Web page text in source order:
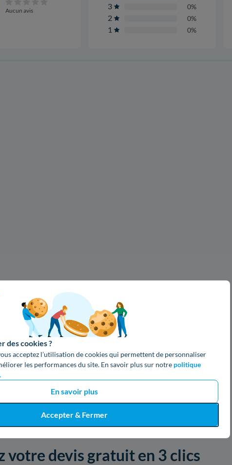
des cookies ?
acceptez l’utilisation de cookies qui permettent de personnaliser
les performances du site. En savoir plus sur notre politique
En savoir plus
Accepter & Fermer
Aucun avis 3 0%
2 0%
1 0%
votre devis gratuit en 3 clics